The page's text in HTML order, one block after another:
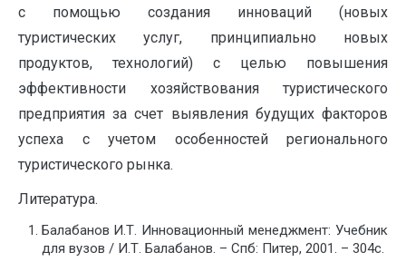
с помощью создания инноваций (новых
туристических услуг, принципиально новых
продуктов, технологий) с целью повышения
эффективности хозяйствования туристического
предприятия за счет выявления будущих факторов
успеха с учетом особенностей регионального
туристического рынка.
Литература.
Балабанов И.Т. Инновационный менеджмент: Учебник
для вузов / И.Т. Балабанов. – Спб: Питер, 2001. – 304с.